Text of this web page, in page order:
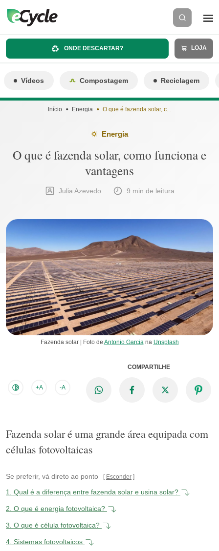
ONDE DESCARTAR? LOJA
Vídeos Compostagem Reciclagem
Início Energia O que é fazenda solar, c...
Energia
O que é fazenda solar, como funciona e
vantagens
Julia Azevedo 9 min de leitura
Fazenda solar | Foto de Antonio Garcia na Unsplash
+A -A
COMPARTILHE
Fazenda solar é uma grande área equipada com
células fotovoltaicas
Se preferir, vá direto ao ponto Esconder
1. Qual é a diferença entre fazenda solar e usina solar?
2. O que é energia fotovoltaica?
3. O que é célula fotovoltaica?
4. Sistemas fotovoltaicos